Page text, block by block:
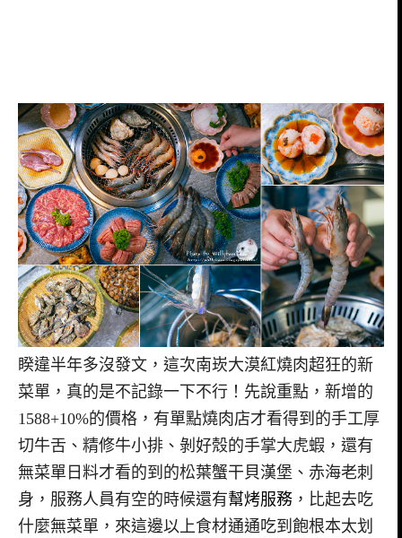
睽違半年多沒發文，這次南崁大漠紅燒肉超狂的新
菜單，真的是不記錄一下不行！先說重點，新增的
1588+10%的價格，有單點燒肉店才看得到的手工厚
切牛舌、精修牛小排、剝好殼的手掌大虎蝦，還有
無菜單日料才看的到的松葉蟹干貝漢堡、赤海老刺
身，服務人員有空的時候還有幫烤服務 ，比起去吃
什麼無菜單，來這邊以上食材通通吃到飽根本太划